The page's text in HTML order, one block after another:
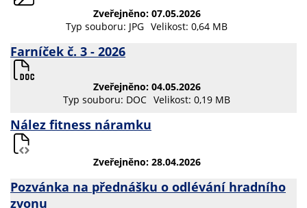
Zveřejněno: 07.05.2026
Typ souboru: JPG Velikost: 0,64 MB
Farníček č. 3 - 2026
Zveřejněno: 04.05.2026
Typ souboru: DOC Velikost: 0,19 MB
Nález fitness náramku
Zveřejněno: 28.04.2026
Pozvánka na přednášku o odlévání hradního
zvonu